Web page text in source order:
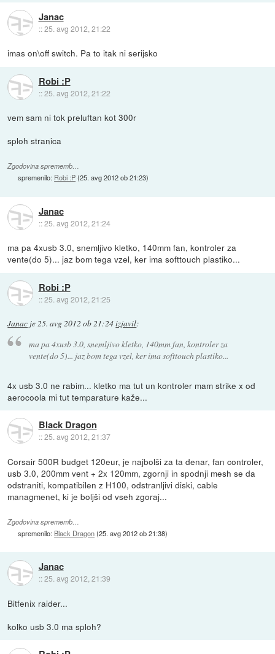
Janac
::25. avg 2012, 21:22
imas on\off switch. Pa to itak ni serijsko
Robi :P
::25. avg 2012, 21:22
vem sam ni tok preluftan kot 300r
sploh stranica
Zgodovina sprememb…
spremenilo: Robi :P(25. avg 2012 ob 21:23)
Janac
::25. avg 2012, 21:24
ma pa 4xusb 3.0, snemljivo kletko, 140mm fan, kontroler za
vente(do 5)... jaz bom tega vzel, ker ima softtouch plastiko...
Robi :P
::25. avg 2012, 21:25
Janac je25. avg 2012 ob 21:24izjavil:
ma pa 4xusb 3.0, snemljivo kletko, 140mm fan, kontroler za
vente(do 5)... jaz bom tega vzel, ker ima softtouch plastiko...
4x usb 3.0 ne rabim... kletko ma tut un kontroler mam strike x od
aerocoola mi tut temparature kaže...
Black Dragon
::25. avg 2012, 21:37
Corsair 500R budget 120eur, je najbolši za ta denar, fan controler,
usb 3.0, 200mm vent + 2x 120mm, zgornji in spodnji mesh se da
odstraniti, kompatibilen z H100, odstranljivi diski, cable
managmenet, ki je boljši od vseh zgoraj...
Zgodovina sprememb…
spremenilo: Black Dragon(25. avg 2012 ob 21:38)
Janac
::25. avg 2012, 21:39
Bitfenix raider...
kolko usb 3.0 ma sploh?